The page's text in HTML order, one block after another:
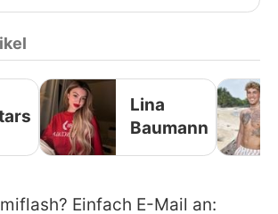
Lina
Baumann
Einfach E-Mail an: